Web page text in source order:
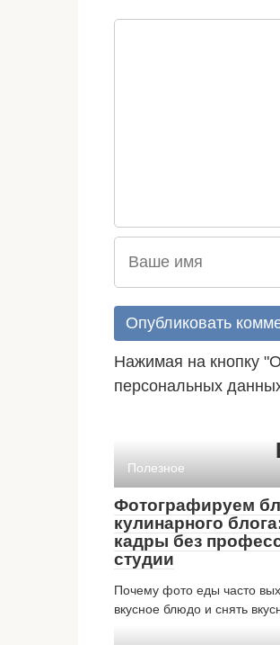
Нажимая на кнопку
персональных
Полезное
Фотографируем
кулинарного
кадры без
студии
Почему фото еды часто
вкусное блюдо и снять